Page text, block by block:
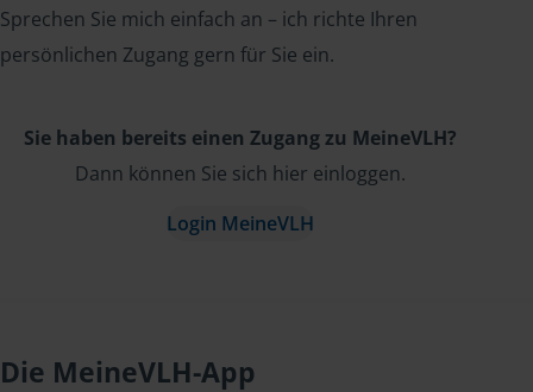
Sprechen Sie mich einfach an – ich richte Ihren
persönlichen Zugang gern für Sie ein.
Sie haben bereits einen Zugang zu MeineVLH?
Dann können Sie sich hier einloggen.
Login MeineVLH
Die MeineVLH-App